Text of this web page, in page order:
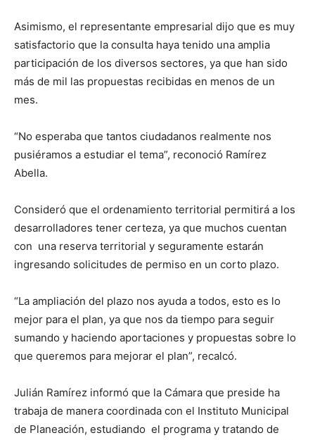
Asimismo, el representante empresarial dijo que es muy
satisfactorio que la consulta haya tenido una amplia
participación de los diversos sectores, ya que han sido
más de mil las propuestas recibidas en menos de un
mes.
“No esperaba que tantos ciudadanos realmente nos
pusiéramos a estudiar el tema”, reconoció Ramírez
Abella.
Consideró que el ordenamiento territorial permitirá a los
desarrolladores tener certeza, ya que muchos cuentan
con una reserva territorial y seguramente estarán
ingresando solicitudes de permiso en un corto plazo.
“La ampliación del plazo nos ayuda a todos, esto es lo
mejor para el plan, ya que nos da tiempo para seguir
sumando y haciendo aportaciones y propuestas sobre lo
que queremos para mejorar el plan”, recalcó.
Julián Ramírez informó que la Cámara que preside ha
trabaja de manera coordinada con el Instituto Municipal
de Planeación, estudiando el programa y tratando de